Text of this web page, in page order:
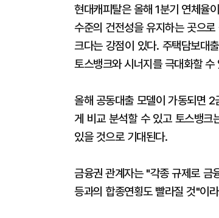
현대캐피탈은 올해 1분기 연체율
수준의 건전성을 유지하는 곳으
크다는 강점이 있다. 주택담보대
토스뱅크와 시너지를 극대화할
올해 공동대출 모델이 가동되면
게 비교 분석할 수 있고 토스뱅크
있을 것으로 기대된다.
금융권 관계자는 "각종 규제로 금
등과의 합종연횡도 빨라질 것"이